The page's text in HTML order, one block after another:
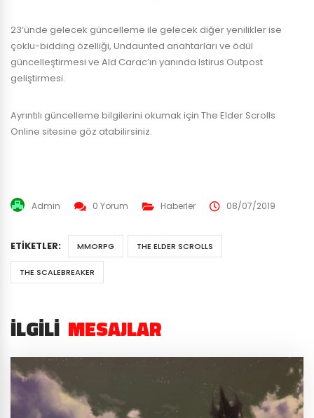
23’ünde gelecek güncelleme ile gelecek diğer yenilikler ise
çoklu-bidding özelliği, Undaunted anahtarları ve ödül
güncelleştirmesi ve Ald Carac’ın yanında Istirus Outpost
geliştirmesi.
Ayrıntılı güncelleme bilgilerini okumak için The Elder Scrolls
Online sitesine göz atabilirsiniz.
Admin 0 Yorum Haberler 08/07/2019
ETIKETLER: MMORPG THE ELDER SCROLLS
THE SCALEBREAKER
İLGILI MESAJLAR